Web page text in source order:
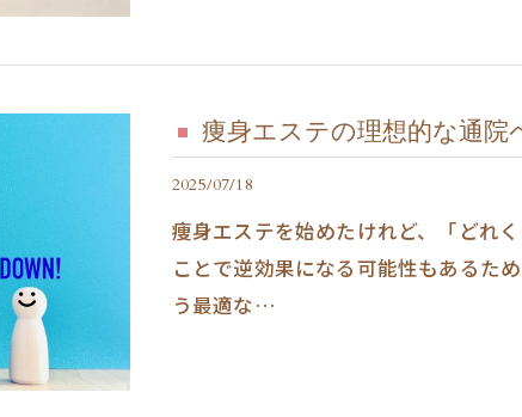
痩身エステの理想的な通
2025/07/18
痩身エステを始めたけれど、「どれ
ことで逆効果になる可能性もあるた
う最適な…